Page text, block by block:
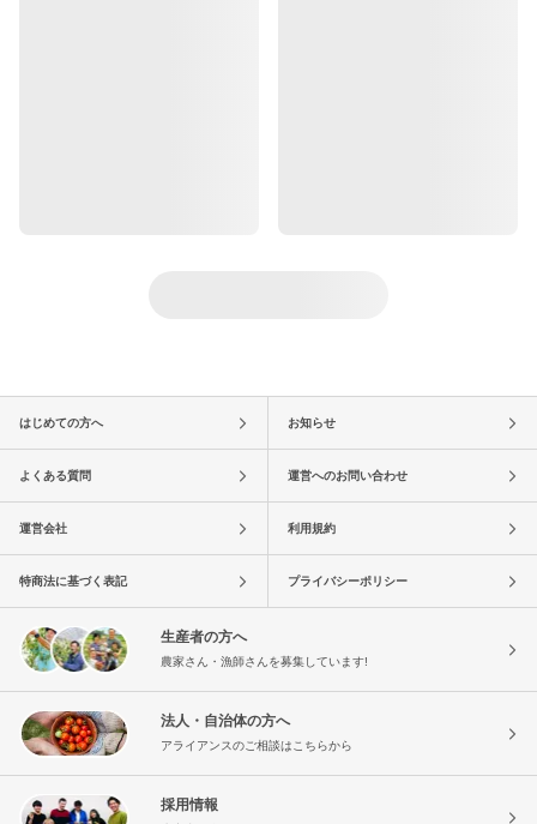
はじめての方へ お知らせ
よくある質問 運営へのお問い合わせ
運営会社 利用規約
特商法に基づく表記 プライバシーポリシー
生産者の方へ
農家さん・漁師さんを募集しています!
法人・自治体の方へ
アライアンスのご相談はこちらから
採用情報